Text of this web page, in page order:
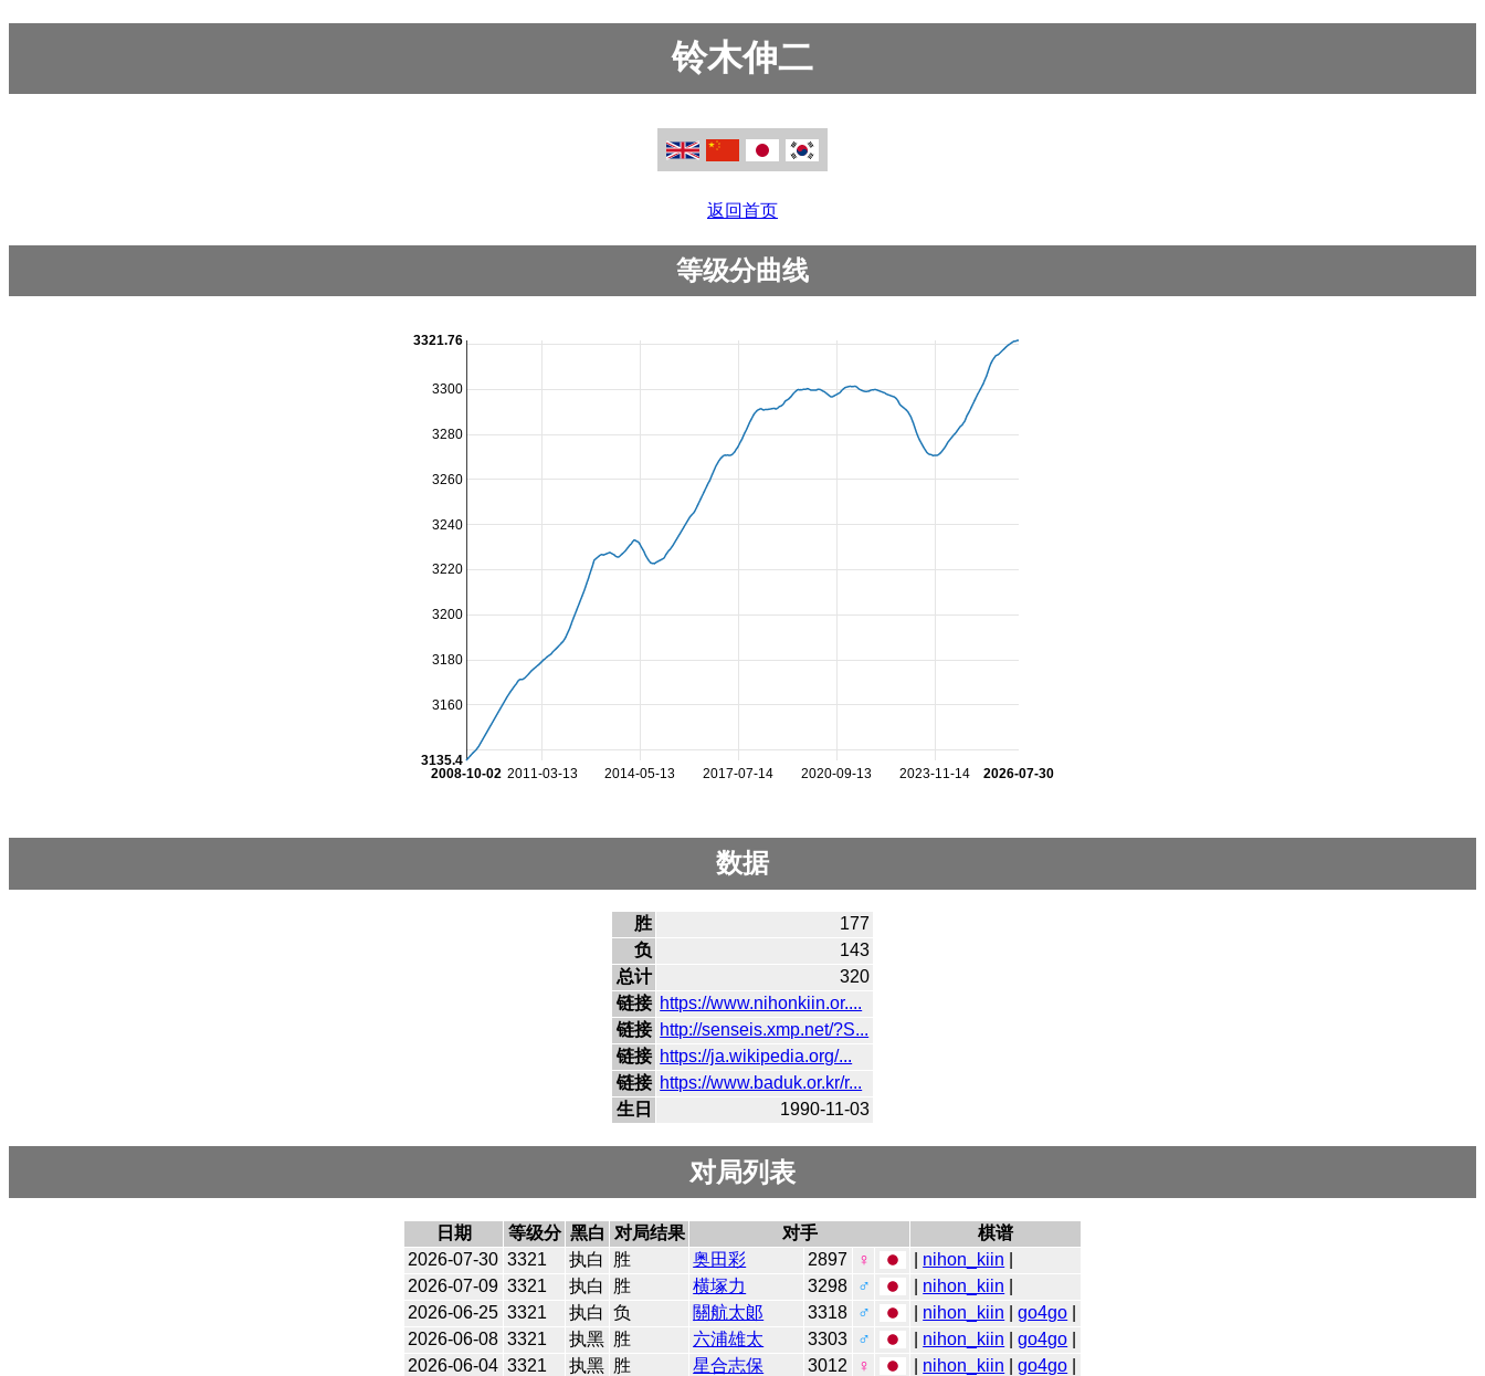
铃木伸二
返回首页
等级分曲线
2011-03-13 2014-05-13 2017-07-14 2020-09-13 2023-11-14
2008-10-02 2026-07-30
3160
3180
3200
3220
3240
3260
3280
3300
3135.4
3321.76
数据
胜
177
负
143
总计
320
链接 https://www.nihonkiin.or....
链接 http://senseis.xmp.net/?S...
链接 https://ja.wikipedia.org/...
链接 https://www.baduk.or.kr/r...
生日
1990-11-03
对局列表
日期 等级分 黑白 对局结果 对手
棋谱
2026-07-30 3321 执白 胜 奥田彩 2897 ♀ nihon_kiin
2026-07-09 3321 执白 胜 横塚力 3298 ♂ nihon_kiin
2026-06-25 3321 执白 负 關航太郞 3318 ♂ nihon_kiin |go4go
2026-06-08 3321 执黑 胜 六浦雄太 3303 ♂ nihon_kiin |go4go
2026-06-04 3321 执黑 胜 星合志保 3012 ♀ nihon_kiin |go4go